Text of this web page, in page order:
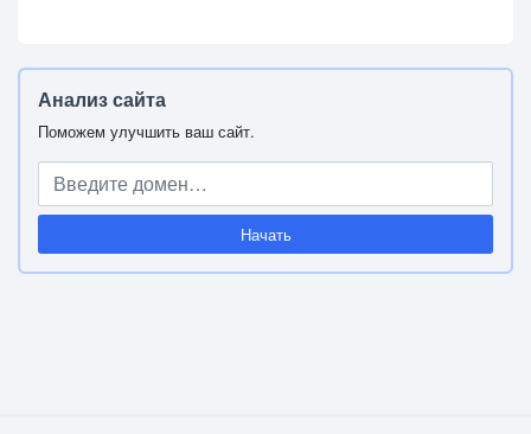
Анализ сайта
Поможем улучшить ваш сайт.
Начать